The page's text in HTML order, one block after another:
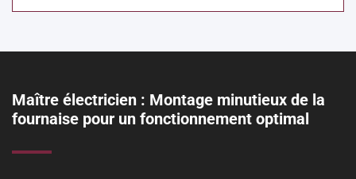
Maître électricien : Montage minutieux de la
fournaise pour un fonctionnement optimal